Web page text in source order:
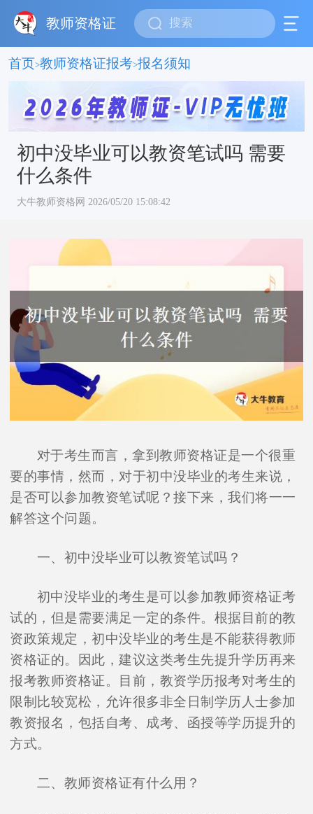
教师资格证
首页>教师资格证报考>报名须知
初中没毕业可以教资笔试吗 需要
什么条件
大牛教师资格网 2026/05/20 15:08:42
对于考生而言，拿到教师资格证是一个很重
要的事情，然而，对于初中没毕业的考生来说，
是否可以参加教资笔试呢？接下来，我们将一一
解答这个问题。
一、初中没毕业可以教资笔试吗？
初中没毕业的考生是可以参加教师资格证考
试的，但是需要满足一定的条件。根据目前的教
资政策规定，初中没毕业的考生是不能获得教师
资格证的。因此，建议这类考生先提升学历再来
报考教师资格证。目前，教资学历报考对考生的
限制比较宽松，允许很多非全日制学历人士参加
教资报名，包括自考、成考、函授等学历提升的
方式。
二、教师资格证有什么用？